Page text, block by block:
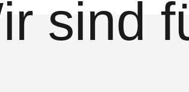
sind